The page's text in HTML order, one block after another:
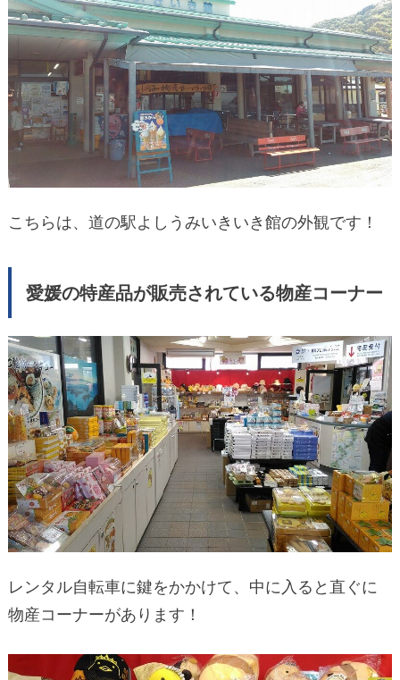
こちらは、道の駅よしうみいきいき館の外観です！
愛媛の特産品が販売されている物産コーナー
レンタル自転車に鍵をかかけて、中に入ると直ぐに
物産コーナーがあります！